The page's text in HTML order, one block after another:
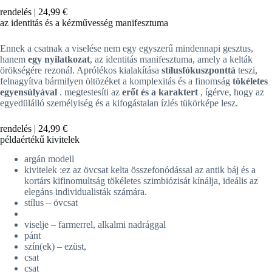
rendelés | 24,99 €
az identitás és a kézművesség manifesztuma
Ennek a csatnak a viselése nem egy egyszerű mindennapi gesztus,
hanem egy nyilatkozat, az identitás manifesztuma, amely a kelták
örökségére rezonál. Aprólékos kialakítása stílusfókuszponttá teszi,
felnagyítva bármilyen öltözéket a komplexitás és a finomság tökéletes
egyensúlyával . megtestesíti az erőt és a karaktert , ígérve, hogy az
egyedülálló személyiség és a kifogástalan ízlés tükörképe lesz.
rendelés | 24,99 €
példaértékű kivitelek
argán modell
kivitelek :ez az övcsat kelta összefonódással az antik báj és a
kortárs kifinomultság tökéletes szimbiózisát kínálja, ideális az
elegáns individualisták számára.
stílus – övcsat
viselje – farmerrel, alkalmi nadrággal
pánt
szín(ek) – ezüst,
csat
csat